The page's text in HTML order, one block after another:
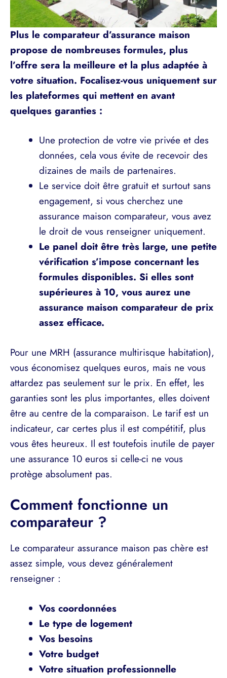
Plus le comparateur d’assurance maison
propose de nombreuses formules, plus
l’offre sera la meilleure et la plus adaptée à
votre situation. Focalisez-vous uniquement sur
les plateformes qui mettent en avant
quelques garanties :
Une protection de votre vie privée et des
données, cela vous évite de recevoir des
dizaines de mails de partenaires.
Le service doit être gratuit et surtout sans
engagement, si vous cherchez une
assurance maison comparateur, vous avez
le droit de vous renseigner uniquement.
Le panel doit être très large, une petite
vérification s’impose concernant les
formules disponibles. Si elles sont
supérieures à 10, vous aurez une
assurance maison comparateur de prix
assez efficace.
Pour une MRH (assurance multirisque habitation),
vous économisez quelques euros, mais ne vous
attardez pas seulement sur le prix. En effet, les
garanties sont les plus importantes, elles doivent
être au centre de la comparaison. Le tarif est un
indicateur, car certes plus il est compétitif, plus
vous êtes heureux. Il est toutefois inutile de payer
une assurance 10 euros si celle-ci ne vous
protège absolument pas.
Comment fonctionne un
comparateur ?
Le comparateur assurance maison pas chère est
assez simple, vous devez généralement
renseigner :
Vos coordonnées
Le type de logement
Vos besoins
Votre budget
Votre situation professionnelle